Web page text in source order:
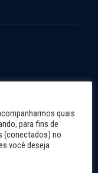
quais
para fins de
(conectados) no
você deseja